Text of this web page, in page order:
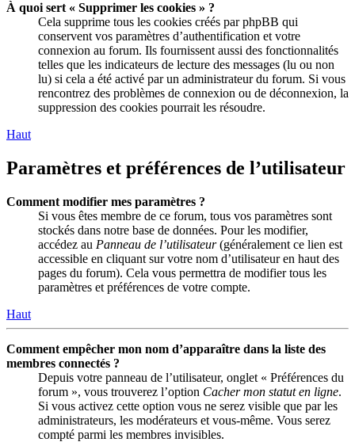
À quoi sert « Supprimer les cookies » ?
Cela supprime tous les cookies créés par phpBB qui
conservent vos paramètres d’authentification et votre
connexion au forum. Ils fournissent aussi des fonctionnalités
telles que les indicateurs de lecture des messages (lu ou non
lu) si cela a été activé par un administrateur du forum. Si vous
rencontrez des problèmes de connexion ou de déconnexion, la
suppression des cookies pourrait les résoudre.
Haut
Paramètres et préférences de l’utilisateur
Comment modifier mes paramètres ?
Si vous êtes membre de ce forum, tous vos paramètres sont
stockés dans notre base de données. Pour les modifier,
accédez au Panneau de l’utilisateur(généralement ce lien est
accessible en cliquant sur votre nom d’utilisateur en haut des
pages du forum). Cela vous permettra de modifier tous les
paramètres et préférences de votre compte.
Haut
Comment empêcher mon nom d’apparaître dans la liste des
membres connectés ?
Depuis votre panneau de l’utilisateur, onglet « Préférences du
forum », vous trouverez l’option Cacher mon statut en ligne.
Si vous activez cette option vous ne serez visible que par les
administrateurs, les modérateurs et vous-même. Vous serez
compté parmi les membres invisibles.